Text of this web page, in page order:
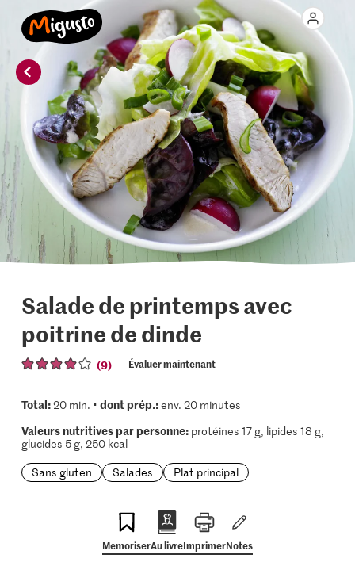
Salade de printemps avec
poitrine de dinde
(9) Évaluer maintenant
Total:20 min. • dont prép.:env. 20 minutes
Valeurs nutritives par personne:protéines 17 g, lipides 18 g,
glucides 5 g, 250 kcal
Sans gluten
Salades Plat principal
MemoriserAu livreImprimerNotes